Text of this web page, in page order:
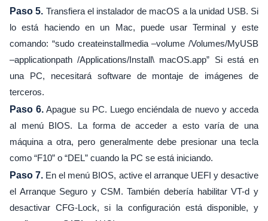
Paso 5. Transfiera el instalador de macOS a la unidad USB. Si
lo está haciendo en un Mac, puede usar Terminal y este
comando: “sudo createinstallmedia –volume /Volumes/MyUSB
–applicationpath /Applications/Install\ macOS.app” Si está en
una PC, necesitará software de montaje de imágenes de
terceros.
Paso 6. Apague su PC. Luego enciéndala de nuevo y acceda
al menú BIOS. La forma de acceder a esto varía de una
máquina a otra, pero generalmente debe presionar una tecla
como “F10” o “DEL” cuando la PC se está iniciando.
Paso 7. En el menú BIOS, active el arranque UEFI y desactive
el Arranque Seguro y CSM. También debería habilitar VT-d y
desactivar CFG-Lock, si la configuración está disponible, y